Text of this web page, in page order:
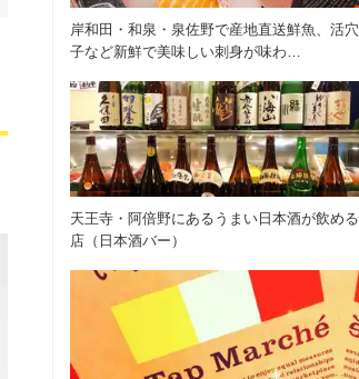
岸和田・和泉・泉佐野で産地直送鮮魚、活穴
子など新鮮で美味しい刺身が味わ…
天王寺・阿倍野にあるうまい日本酒が飲める
店（日本酒バー）